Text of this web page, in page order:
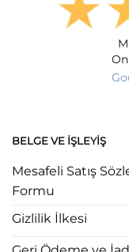
BELGE VE İŞLEYIŞ
Mesafeli Satış
Formu
Gizlilik İlkesi